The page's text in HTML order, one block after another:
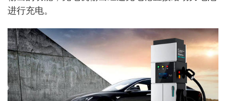
进行充电。